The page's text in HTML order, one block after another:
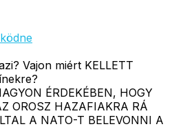
Vajon miért KELLETT
ÉRDEKÉBEN, HOGY
OROSZ HAZAFIAKRA RÁ
A NATO-T BELEVONNI A